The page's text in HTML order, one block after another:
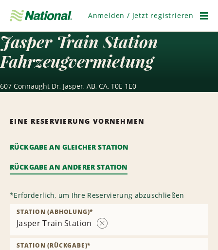
überspringen
Anmelden / Jetzt registrieren
Jasper Train Station
Fahrzeugvermietung
607 Connaught Dr, Jasper, AB, CA, T0E 1E0
EINE RESERVIERUNG VORNEHMEN
RÜCKGABE AN GLEICHER STATION
RÜCKGABE AN ANDERER STATION
*Erforderlich, um Ihre Reservierung abzuschließen
Jasper Train Station
STATION (ABHOLUNG)*
STATION (RÜCKGABE)*